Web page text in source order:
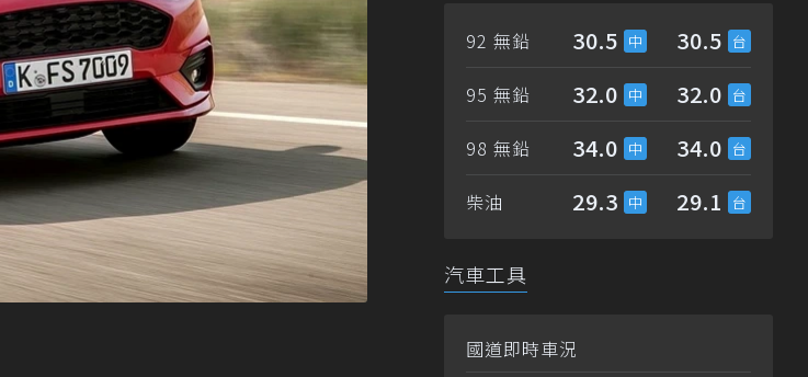
92 無鉛 30.5 30.5
95 無鉛 32.0 32.0
98 無鉛 34.0 34.0
柴油 29.3 29.1
汽車工具
國道即時車況